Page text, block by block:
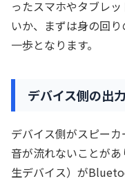
ったスマホやタブレ
いか、まずは身の回
一歩となります。
デバイス側の出
デバイス側がスピーカ
音が流れないことが
生デバイス）が